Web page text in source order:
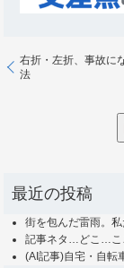
右折・左折、事故に
法
最近の投稿
街を包んだ雷雨。
記事ネタ…どこ…こ
(AI記事)自宅・自転